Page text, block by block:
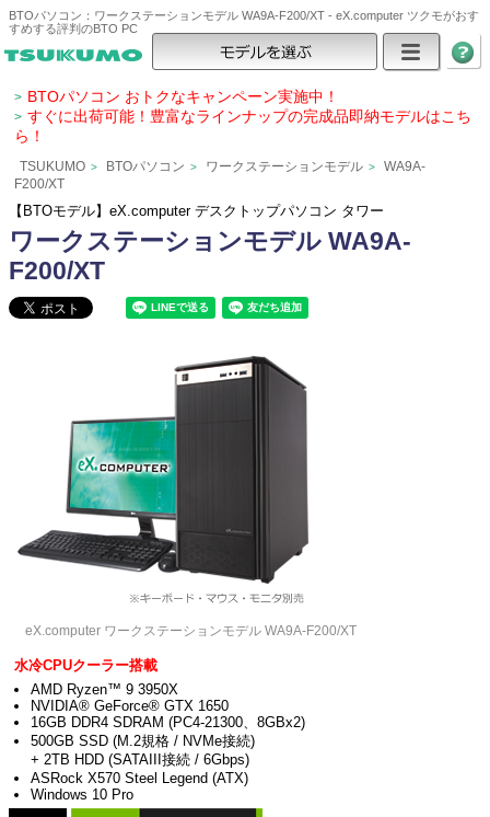
BTOパソコン：ワークステーションモデル WA9A-F200/XT - eX.computer ツクモがおす
すめする評判のBTO PC
> BTOパソコン おトクなキャンペーン実施中！
> すぐに出荷可能！豊富なラインナップの完成品即納モデルはこち
ら！
TSUKUMO > BTOパソコン > ワークステーションモデル >
WA9A-
F200/XT
【BTOモデル】eX.computer デスクトップパソコン タワー
ワークステーションモデル WA9A-
F200/XT
eX.computer ワークステーションモデル WA9A-F200/XT
水冷CPUクーラー搭載
AMD Ryzen™ 9 3950X
NVIDIA® GeForce® GTX 1650
16GB DDR4 SDRAM (PC4-21300、8GBx2)
500GB SSD (M.2規格 / NVMe接続)
+ 2TB HDD (SATAIII接続 / 6Gbps)
ASRock X570 Steel Legend (ATX)
Windows 10 Pro